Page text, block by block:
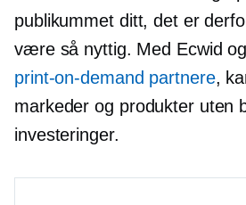
publikummet ditt, det er
være så nyttig. Med Ecwid
print-on-demand partnere,
markeder og produkter uten
investeringer.